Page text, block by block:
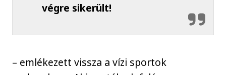
végre sikerült!
– emlékezett vissza a vízi sportok